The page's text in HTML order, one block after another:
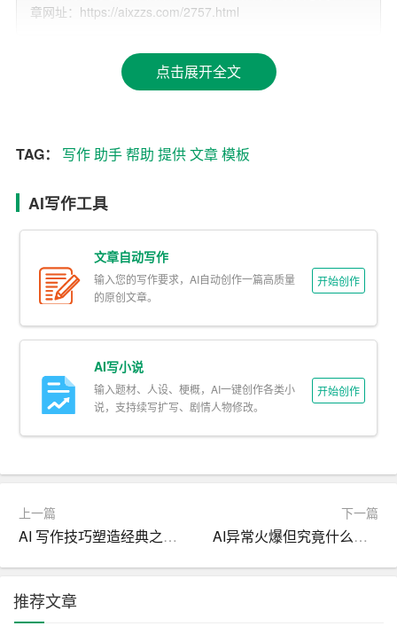
，如正式、非正式、幽默、深情等。通过
调整模板，您可以使您的文章更具吸引力，更好地传达您
3. 智能的篇章结构安排
AI助手可以根据您的需求，自动为您生成合适的篇章结
构。它可以为您提供各种段落布局、过渡句和连接词，使
4. 实时语法和拼写检查
中及时发现并纠正错误。这可以帮助您提高文章的质量，
避免在发表或提交文章后才发现错误而导致的尴尬。
5. 数据分析与个性化推荐
词密度、阅读难度等方面的数据。此外，AI助手还可以根
点。
1. 善用比喻和拟人
章网址：https://aixzzs.com/2757.html
点击展开全文
TAG： 写作助手帮助 提供文章模板
AI写作工具
文章自动写作
输入您的写作要求，AI自动创作一篇高质量
的原创文章。
开始创作
AI写小说
输入题材、人设、梗概，AI一键创作各类小
说，支持续写扩写、剧情人物修改。
开始创作
上一篇
AI 写作技巧塑造经典之作的关键
下一篇
AI异常火爆但究竟什么是AI两分钟带你轻松了解
推荐文章